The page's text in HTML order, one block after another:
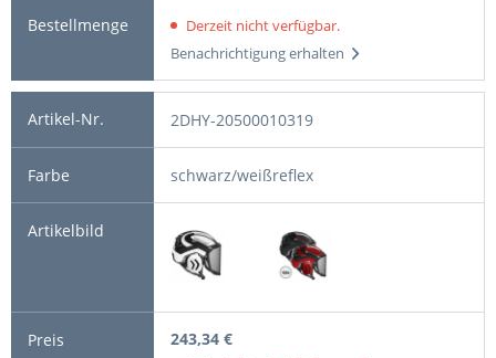
Derzeit nicht verfügbar.
Benachrichtigung erhalten
2DHY-20500010319
schwarz/weißreflex
243,34 €